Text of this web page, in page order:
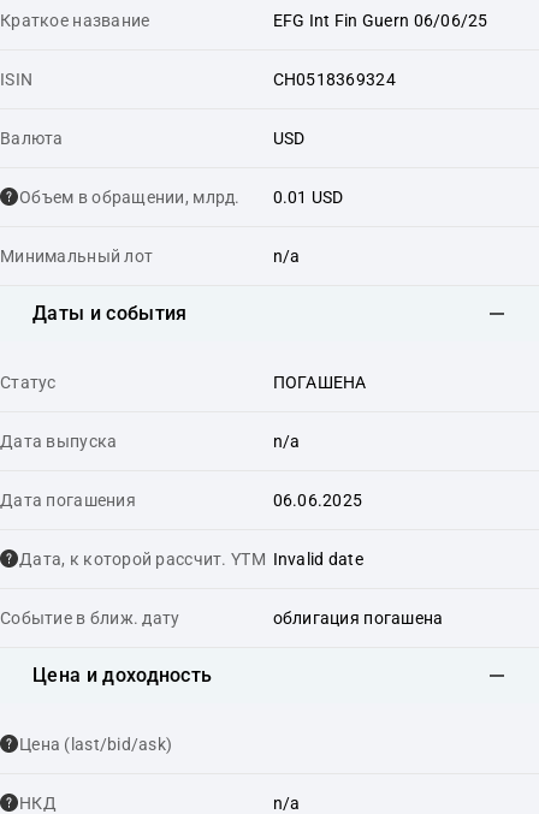
Краткое название EFG Int Fin Guern 06/06/25
ISIN CH0518369324
Валюта USD
Объем в обращении, млрд. 0.01 USD
Минимальный лот n/a
Даты и события
Статус ПОГАШЕНА
Дата выпуска n/a
Дата погашения 06.06.2025
Дата, к которой рассчит. YTM Invalid date
Событие в ближ. дату облигация погашена
Цена и доходность
Цена (last/bid/ask)
НКД n/a